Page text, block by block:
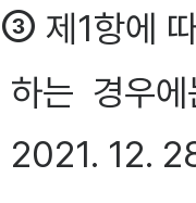
③ 제1항에
하는 경우
2021. 12.